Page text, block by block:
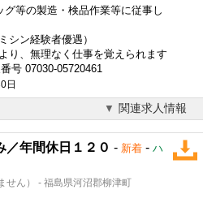
等の製造・検品作業等に従事し
シン経験者優遇）
、無理なく仕事を覚えられます
号 07030-05720461
日
関連求人情報
／年間休日１２０ - 新着 - ハ
せん） - 福島県河沼郡柳津町